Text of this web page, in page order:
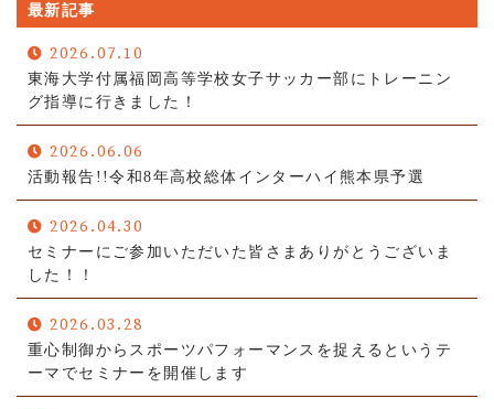
最新記事
2026.07.10
東海大学付属福岡高等学校女子サッカー部にトレーニン
グ指導に行きました！
2026.06.06
活動報告!!令和8年高校総体インターハイ熊本県予選
2026.04.30
セミナーにご参加いただいた皆さまありがとうございま
した！！
2026.03.28
重心制御からスポーツパフォーマンスを捉えるというテ
ーマでセミナーを開催します